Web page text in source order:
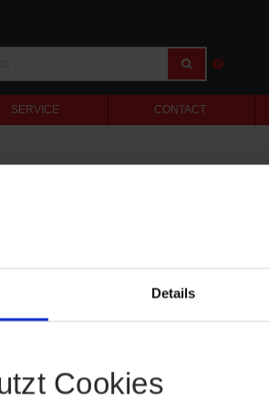
Details
Cookies
SERVICE CONTACT